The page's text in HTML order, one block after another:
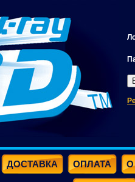
ДОСТАВКА ОПЛАТА О